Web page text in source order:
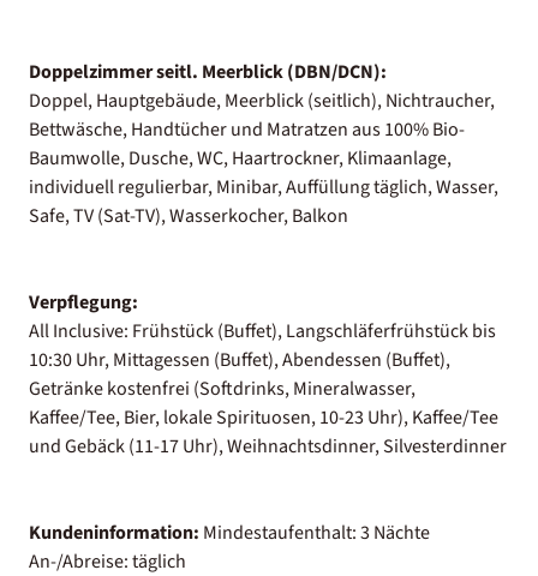
Doppelzimmer seitl. Meerblick (DBN/DCN):
Doppel, Hauptgebäude, Meerblick (seitlich), Nichtraucher,
Bettwäsche, Handtücher und Matratzen aus 100% Bio-
Baumwolle, Dusche, WC, Haartrockner, Klimaanlage,
individuell regulierbar, Minibar, Auffüllung täglich, Wasser,
Safe, TV (Sat-TV), Wasserkocher, Balkon
Verpflegung:
All Inclusive: Frühstück (Buffet), Langschläferfrühstück bis
10:30 Uhr, Mittagessen (Buffet), Abendessen (Buffet),
Getränke kostenfrei (Softdrinks, Mineralwasser,
Kaffee/Tee, Bier, lokale Spirituosen, 10-23 Uhr), Kaffee/Tee
und Gebäck (11-17 Uhr), Weihnachtsdinner, Silvesterdinner
Kundeninformation: Mindestaufenthalt: 3 Nächte
An-/Abreise: täglich